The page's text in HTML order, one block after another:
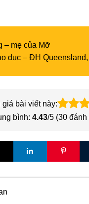
– mẹ của Mỡ
dục – ĐH
bài viết này:
bình: 4.43/5 (30 đánh